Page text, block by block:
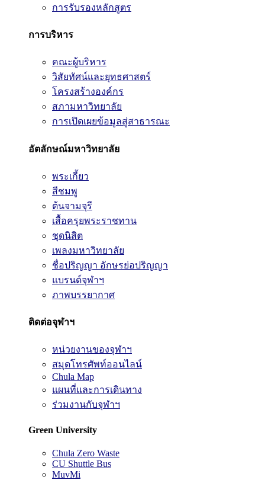
การรับรองหลักสูตร
การบริหาร
คณะผู้บริหาร
วิสัยทัศน์และยุทธศาสตร์
โครงสร้างองค์กร
สภามหาวิทยาลัย
การเปิดเผยข้อมูลสู่สาธารณะ
อัตลักษณ์มหาวิทยาลัย
พระเกี้ยว
สีชมพู
ต้นจามจุรี
เสื้อครุยพระราชทาน
ชุดนิสิต
เพลงมหาวิทยาลัย
ชื่อปริญญา อักษรย่อปริญญา
แบรนด์จุฬาฯ
ภาพบรรยากาศ
ติดต่อจุฬาฯ
หน่วยงานของจุฬาฯ
สมุดโทรศัพท์ออนไลน์
Chula Map
แผนที่และการเดินทาง
ร่วมงานกับจุฬาฯ
Green University
Chula Zero Waste
CU Shuttle Bus
MuvMi